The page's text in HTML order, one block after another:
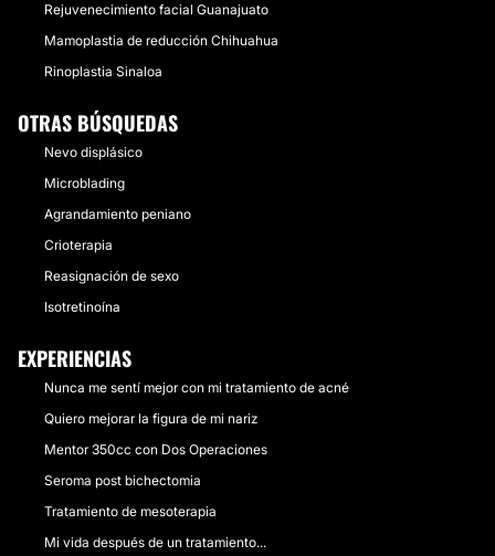
Rejuvenecimiento facial Guanajuato
Mamoplastia de reducción Chihuahua
Rinoplastia Sinaloa
OTRAS BÚSQUEDAS
Nevo displásico
Microblading
Agrandamiento peniano
Crioterapia
Reasignación de sexo
Isotretinoína
EXPERIENCIAS
Nunca me sentí mejor con mi tratamiento de acné
Quiero mejorar la figura de mi nariz
Mentor 350cc con Dos Operaciones
Seroma post bichectomia
Tratamiento de mesoterapia
Mi vida después de un tratamiento...